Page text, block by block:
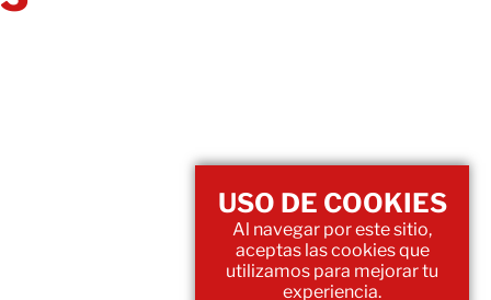
USO DE COOKIES
Al navegar por este sitio,
aceptas las cookies que
utilizamos para mejorar tu
experiencia.